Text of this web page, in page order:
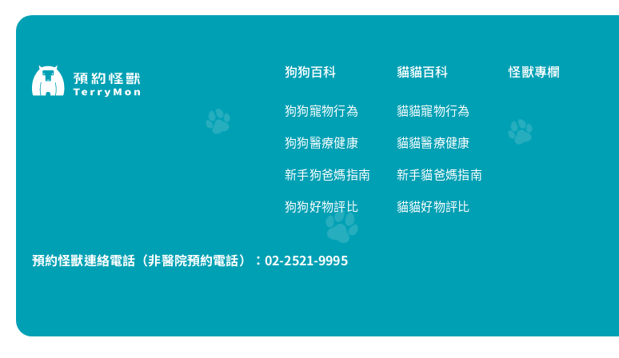
狗狗百科
狗狗寵物行為
狗狗醫療健康
新手狗爸媽指南
狗狗好物評比
貓貓百科
貓貓寵物行為
貓貓醫療健康
新手貓爸媽指南
貓貓好物評比
怪獸專欄
預約怪獸連絡電話（非醫院預約電話）： 02-2521-9995